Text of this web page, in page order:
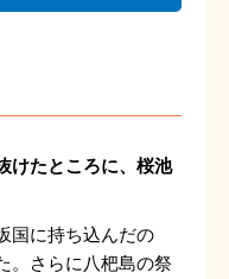
けたところに、桜池
国に持ち込んだの
。さらに八杷島の祭